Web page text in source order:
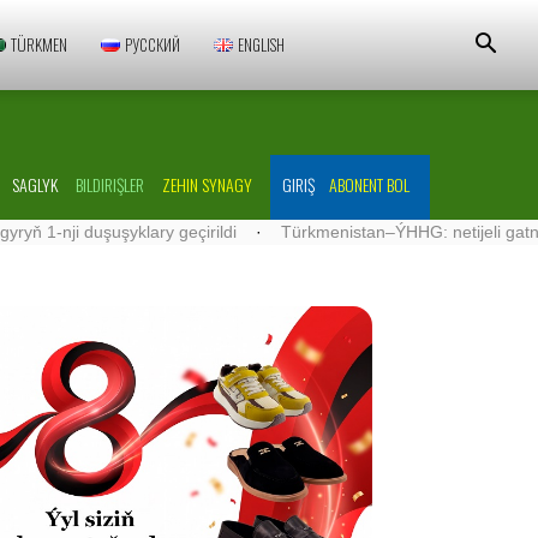
TÜRKMEN РУССКИЙ ENGLISH
SAGLYK BILDIRIŞLER ZEHIN SYNAGY GIRIŞ ABONENT BOL
nji duşuşyklary geçirildi · Türkmenistan–ÝHHG: netijeli